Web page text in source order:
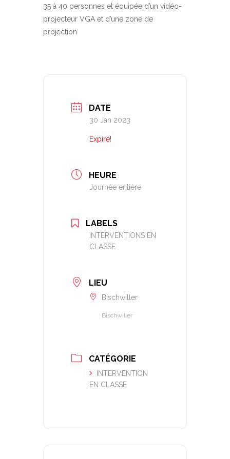
35 à 40 personnes et équipée d’un vidéo-
projecteur VGA et d’une zone de
projection
DATE
30 Jan 2023
Expiré!
HEURE
Journée entière
LABELS
INTERVENTIONS EN
CLASSE
LIEU
Bischwiller
Bischwiller
CATÉGORIE
INTERVENTION
EN CLASSE